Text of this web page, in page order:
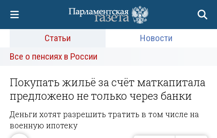
Статьи
Новости
Все о пенсиях в России
Покупать жильё за счёт маткапитала
предложено не только через банки
Деньги хотят разрешить тратить в том числе на
военную ипотеку